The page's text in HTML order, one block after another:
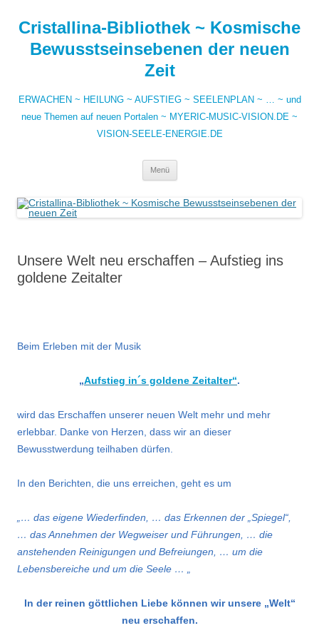
springen
Cristallina-Bibliothek ~ Kosmische
Bewusstseinsebenen der neuen
Zeit
ERWACHEN ~ HEILUNG ~ AUFSTIEG ~ SEELENPLAN ~ … ~ und
neue Themen auf neuen Portalen ~ MYERIC-MUSIC-VISION.DE ~
VISION-SEELE-ENERGIE.DE
Menü
Unsere Welt neu erschaffen – Aufstieg ins
goldene Zeitalter
Beim Erleben mit der Musik
„Aufstieg in´s goldene Zeitalter“.
wird das Erschaffen unserer neuen Welt mehr und mehr
erlebbar. Danke von Herzen, dass wir an dieser
Bewusstwerdung teilhaben dürfen.
In den Berichten, die uns erreichen, geht es um
„… das eigene Wiederfinden, … das Erkennen der „Spiegel“,
… das Annehmen der Wegweiser und Führungen, … die
anstehenden Reinigungen und Befreiungen, … um die
Lebensbereiche und um die Seele … „
In der reinen göttlichen Liebe können wir unsere „Welt“
neu erschaffen.